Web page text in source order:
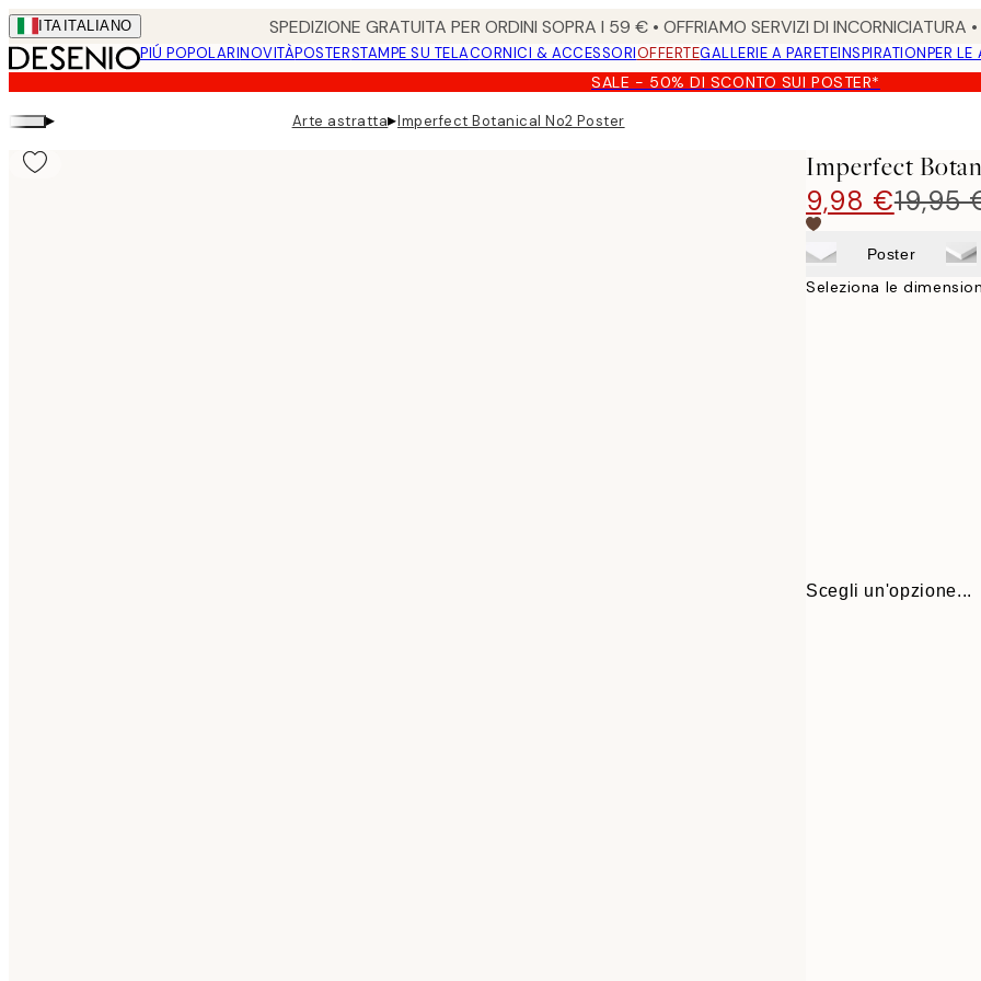
Skip
to
main
content.
ITA ITALIANO SPEDIZIONE GRATUITA PER ORDINI SOPRA I 59 € • OFFRIAMO SERVIZI DI
PIÚ POPOLARINOVITÀPOSTERSTAMPE SU TELACORNICI & ACCESSORIOFFERTEGALLERIE A PARETEINSPIRATIONPER LE
SALE - 50% DI SCONTO SUI POSTER*
▸ Arte astratta▸Imperfect Botanical No2 Poster
Imperfect
9,98 €19,95
Poster
Seleziona le
Scegli un'opzione...